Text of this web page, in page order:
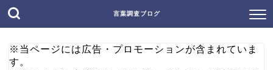
言葉調査ブログ
※当ページには広告・プロモーションが含まれていま
す。